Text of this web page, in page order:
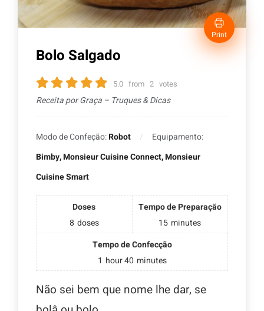
Print
Bolo Salgado
5.0 from 2 votes
Receita por Graça – Truques & Dicas
Modo de Confeção:Robot
Equipamento:
Bimby, Monsieur Cuisine Connect, Monsieur
Cuisine Smart
Doses
8 doses
Tempo de Preparação
15 minutes
Tempo de Confecção
1 hour40 minutes
Não sei bem que nome lhe dar, se